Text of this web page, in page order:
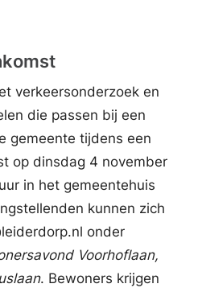
verkeersonderzoek en
die passen bij een
gemeente tijdens een
op dinsdag 4 november
in het gemeentehuis
kunnen zich
onder
Voorhoflaan,
. Bewoners krijgen